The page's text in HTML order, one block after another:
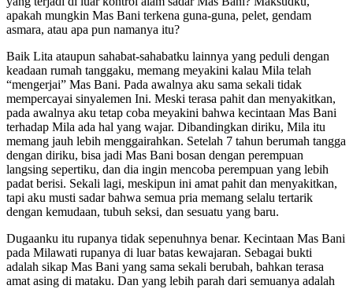
apakah mungkin Mas Bani terkena guna-guna, pelet, gendam
asmara, atau apa pun namanya itu?
Baik Lita ataupun sahabat-sahabatku lainnya yang peduli dengan
keadaan rumah tanggaku, memang meyakini kalau Mila telah
“mengerjai” Mas Bani. Pada awalnya aku sama sekali tidak
mempercayai sinyalemen Ini. Meski terasa pahit dan menyakitkan,
pada awalnya aku tetap coba meyakini bahwa kecintaan Mas Bani
terhadap Mila ada hal yang wajar. Dibandingkan diriku, Mila itu
memang jauh lebih menggairahkan. Setelah 7 tahun berumah tangga
dengan diriku, bisa jadi Mas Bani bosan dengan perempuan
langsing sepertiku, dan dia ingin mencoba perempuan yang lebih
padat berisi. Sekali lagi, meskipun ini amat pahit dan menyakitkan,
tapi aku musti sadar bahwa semua pria memang selalu tertarik
dengan kemudaan, tubuh seksi, dan sesuatu yang baru.
Dugaanku itu rupanya tidak sepenuhnya benar. Kecintaan Mas Bani
pada Milawati rupanya di luar batas kewajaran. Sebagai bukti
adalah sikap Mas Bani yang sama sekali berubah, bahkan terasa
amat asing di mataku. Dan yang lebih parah dari semuanya adalah